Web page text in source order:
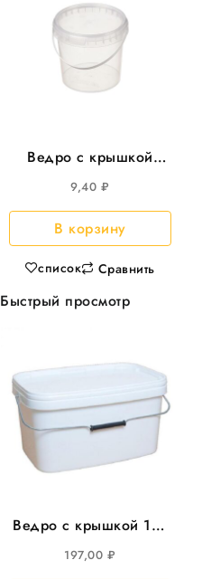
Ведро с крышкой
500мл круглое d-=112
200шт/кор
9,40 ₽
В корзину
список Сравнить
Быстрый просмотр
Ведро с крышкой 11л
прямоуг 366*243мм,
20шт/уп
197,00 ₽